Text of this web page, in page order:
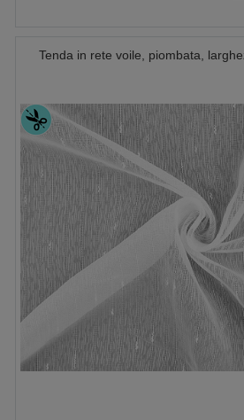
Tenda in rete voile, piombata,